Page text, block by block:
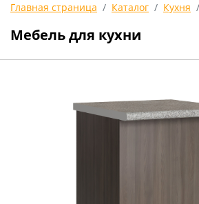
Главная страница Каталог Кухня
Мебель для кухни